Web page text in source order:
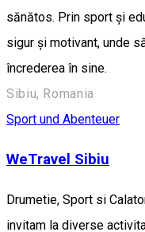
sănătos. Prin sport și
sigur și motivant, unde
încrederea în sine.
Sibiu, Romania
Sport und Abenteuer
WeTravel Sibiu
Drumetie, Sport si
invitam la diverse